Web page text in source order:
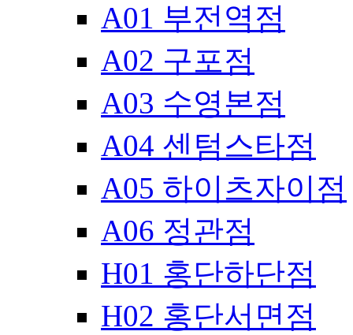
A01 부전역점
A02 구포점
A03 수영본점
A04 센텀스타점
A05 하이츠자이점
A06 정관점
H01 홍단하단점
H02 홍단서면점